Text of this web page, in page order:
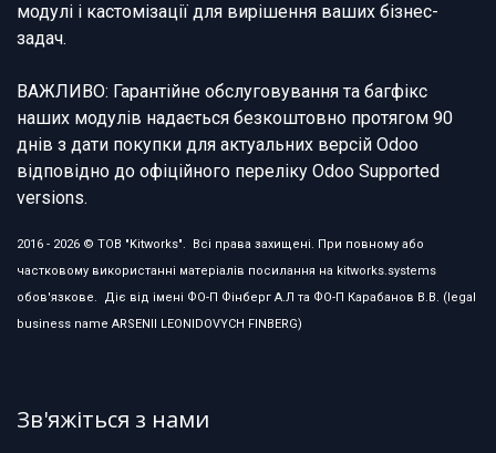
модулі і кастомізації для вирішення ваших бізнес-
задач.
ВАЖЛИВО: Гарантійне обслуговування та багфікс
наших модулів надається безкоштовно протягом 90
днів з дати покупки для актуальних версій Odoo
відповідно до офіційного переліку Odoo Supported
versions.
2016 - 2026 © ТОВ "Kitworks". Всі права захищені. При повному або
частковому використанні матеріалів посилання на kitworks.systems
обов'язкове. Діє від імені ФО-П Фінберг А.Л та ФО-П Карабанов В.В. (legal
business name ARSENII LEONIDOVYCH FINBERG)
Зв'яжіться з нами